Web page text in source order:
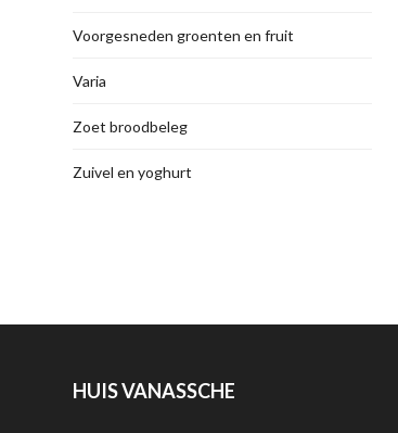
Voorgesneden groenten en fruit
Varia
Zoet broodbeleg
Zuivel en yoghurt
HUIS VANASSCHE